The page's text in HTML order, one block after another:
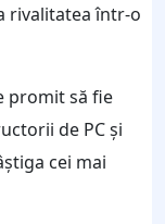
rivalitatea într-o
promit să fie
de PC și
cei mai